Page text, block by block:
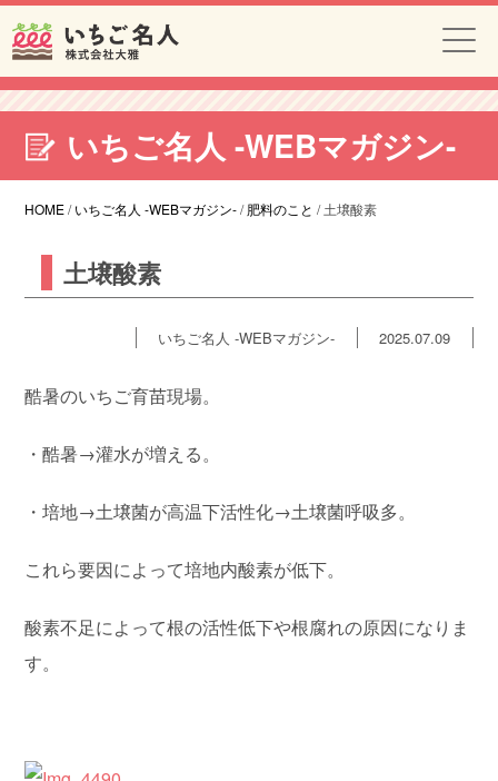
いちご名人 -WEBマガジン-
HOME/いちご名人 -WEBマガジン-/肥料のこと /土壌酸素
土壌酸素
いちご名人 -WEBマガジン- 2025.07.09
酷暑のいちご育苗現場。
・酷暑→灌水が増える。
・培地→土壌菌が高温下活性化→土壌菌呼吸多。
これら要因によって培地内酸素が低下。
酸素不足によって根の活性低下や根腐れの原因になりま
す。